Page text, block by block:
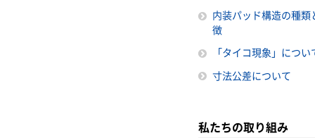
内装パッド構造の種類
徴
「タイコ現象」につい
寸法公差について
私たちの取り組み